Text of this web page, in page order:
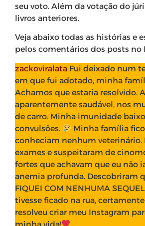
seu voto. Além da votação do
livros anteriores.
Veja abaixo todas as histórias e
pelos comentários dos posts no
zackoviralata Fui deixado num
em que fui adotado, minha
Achamos que estaria resolvido.
aparentemente saudável, nos
de carro. Minha imunidade
convulsões.
Minha família
conheciam nenhum veterinário.
exames e suspeitaram de
fortes que achavam que eu não
anemia profunda. Descobriram
FIQUEI COM NENHUMA
tivesse ficado na rua,
resolveu criar meu Instagram
minha vida!